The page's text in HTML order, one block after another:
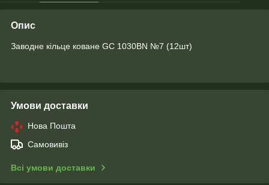
Опис
Заводне кільце коване GC 1030BN №7 (12шт)
Умови доставки
Нова Пошта
Самовивіз
Всі умови доставки